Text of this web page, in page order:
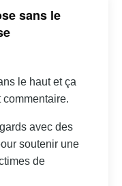
sans le
le haut et ça
avec des
soutenir une
de